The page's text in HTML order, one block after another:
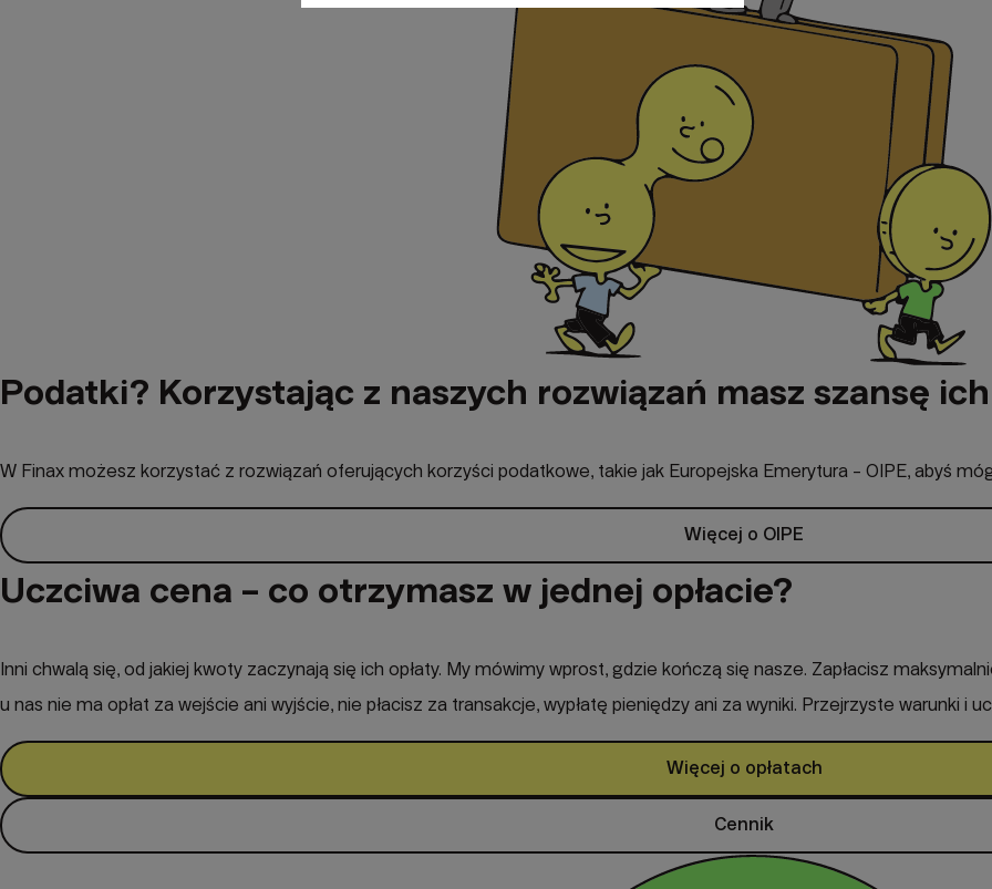
Podatki? Korzystając z naszych rozwiązań masz szansę
W Finax możesz korzystać z rozwiązań oferujących korzyści podatkowe, takie jak Europejska Emerytura - OIPE, abyś
Więcej o OIPE
Uczciwa cena – co otrzymasz w jednej opłacie?
Inni chwalą się, od jakiej kwoty zaczynają się ich opłaty. My mówimy wprost, gdzie kończą się nasze. Zapłacisz
u nas nie ma opłat za wejście ani wyjście, nie płacisz za transakcje, wypłatę pieniędzy ani za wyniki. Przejrzyste warunki i
Więcej o opłatach
Cennik